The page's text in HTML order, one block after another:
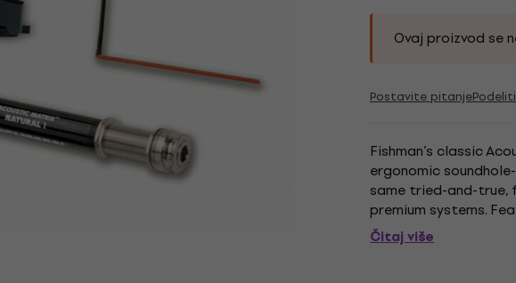
Ovaj proizvod se
Postavite pitanjePodeliti
Fishman’s classic
ergonomic
same tried-and-true,
premium systems.
and Tone controls at
Čitaj više